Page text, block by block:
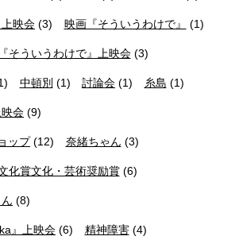
上映会 (3) 映画『そういうわけで』 (1)
『そういうわけで』上映会(3)
中頓別 (1) 討論会 (1) 糸島 (1)
映会 (9)
ップ(12) 奈緒ちゃん (3)
化賞文化・芸術奨励賞(6)
(8)
』上映会 (6) 精神障害(4)